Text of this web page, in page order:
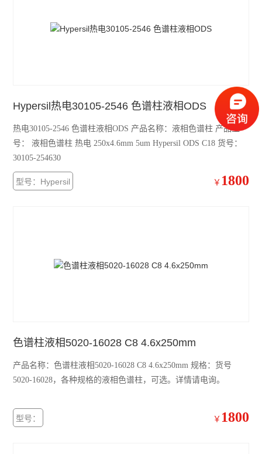
Hypersil热电30105-2546 色谱柱液相ODS
热电30105-2546 色谱柱液相ODS 产品名称：液相色谱柱 产品型
号： 液相色谱柱 热电 250x4.6mm 5um Hypersil ODS C18 货号：
30105-254630
型号：Hypersil ￥ 1800
色谱柱液相5020-16028 C8 4.6x250mm
产品名称：色谱柱液相5020-16028 C8 4.6x250mm 规格：货号
5020-16028，各种规格的液相色谱柱，可选。详情请电询。
型号： ￥ 1800